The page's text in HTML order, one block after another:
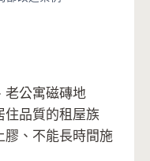
老公寓磁磚地
住品質的租屋族
膠、不能長時間施